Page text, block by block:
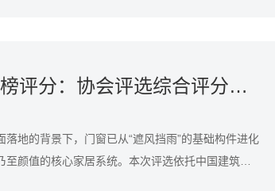
2026门窗十大品牌排行榜评分：协会评选综合评分与深度解析
地的背景下，门窗已从“遮风挡雨”的基础构件进化
颜值的核心家居系统。本次评选依托中国建筑金